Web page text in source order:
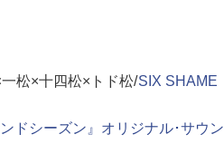
松×十四松×トド松/SIX SHAME
ドシーズン』オリジナル･サウン